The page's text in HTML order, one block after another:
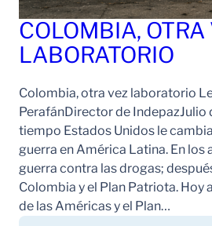
COLOMBIA, OTRA
LABORATORIO
Colombia, otra vez laboratorio
PerafánDirector de IndepazJulio
tiempo Estados Unidos le
guerra en América Latina. En los
guerra contra las drogas;
Colombia y el Plan Patriota. Hoy
de las Américas y el Plan…